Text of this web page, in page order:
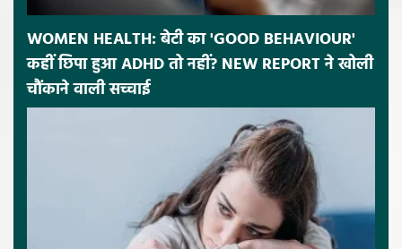
WOMEN HEALTH: बेटी का 'GOOD BEHAVIOUR'
कहीं छिपा हुआ ADHD तो नहीं? NEW REPORT ने खोली
चौंकाने वाली सच्चाई